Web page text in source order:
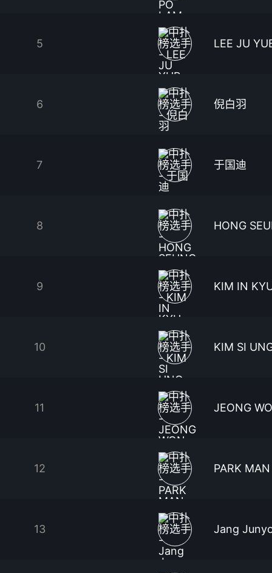
5 LEE JU
6 倪白羽
7 于国迪
8 HONG
9 KIM IN
10 KIM SI
11 JEONG
12 PARK
13 Jang